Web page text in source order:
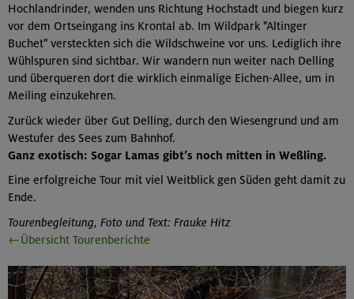
Hochlandrinder, wenden uns Richtung Hochstadt und biegen kurz
vor dem Ortseingang ins Krontal ab. Im Wildpark "Altinger
Buchet" versteckten sich die Wildschweine vor uns. Lediglich ihre
Wühlspuren sind sichtbar. Wir wandern nun weiter nach Delling
und überqueren dort die wirklich einmalige Eichen-Allee, um in
Meiling einzukehren.
Zurück wieder über Gut Delling, durch den Wiesengrund und am
Westufer des Sees zum Bahnhof.
Ganz exotisch: Sogar Lamas gibt’s noch mitten in Weßling.
Eine erfolgreiche Tour mit viel Weitblick gen Süden geht damit zu
Ende.
Tourenbegleitung, Foto und Text: Frauke Hitz
←Übersicht Tourenberichte